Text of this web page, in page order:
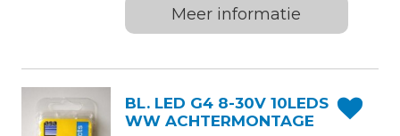
Meer informatie
BL. LED G4 8-30V 10LEDS
WW ACHTERMONTAGE